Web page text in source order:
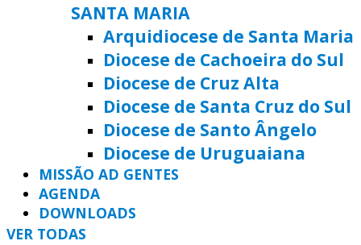
SANTA MARIA
Arquidiocese de Santa Maria
Diocese de Cachoeira do Sul
Diocese de Cruz Alta
Diocese de Santa Cruz do Sul
Diocese de Santo Ângelo
Diocese de Uruguaiana
MISSÃO AD GENTES
AGENDA
DOWNLOADS
VER TODAS